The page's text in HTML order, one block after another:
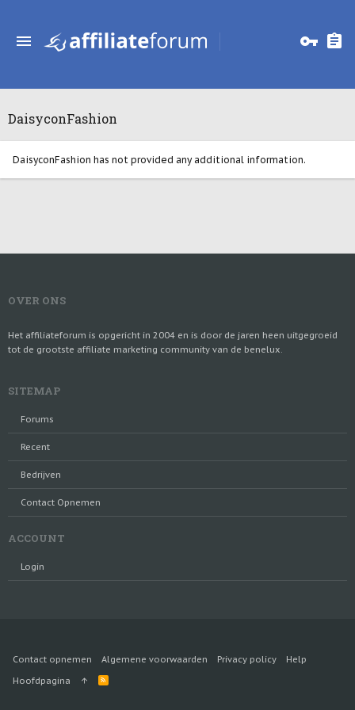
DaisyconFashion
DaisyconFashion has not provided any additional information.
OVER ONS
Het affiliateforum is opgericht in 2004 en is door de jaren heen uitgegroeid
tot de grootste affiliate marketing community van de benelux.
SITEMAP
Forums
Recent
Bedrijven
Contact Opnemen
ACCOUNT
Login
Contact opnemen Algemene voorwaarden Privacy policy
Help
Hoofdpagina
R
S